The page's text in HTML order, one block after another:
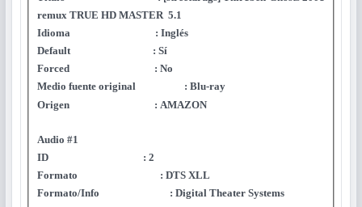
remux TRUE HD MASTER 5.1
Idioma : Inglés
Default : Sí
Forced : No
Medio fuente original : Blu-ray
Origen : AMAZON
Audio #1
ID : 2
Formato : DTS XLL
Formato/Info : Digital Theater Systems